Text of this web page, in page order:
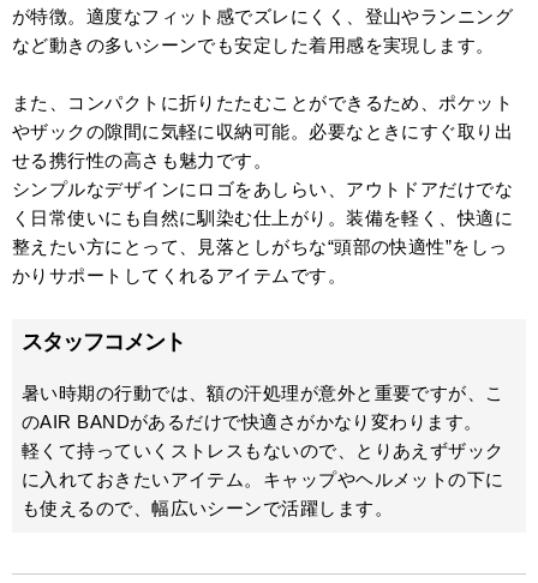
が特徴。適度なフィット感でズレにくく、登山やランニング
など動きの多いシーンでも安定した着用感を実現します。
また、コンパクトに折りたたむことができるため、ポケット
やザックの隙間に気軽に収納可能。必要なときにすぐ取り出
せる携行性の高さも魅力です。
シンプルなデザインにロゴをあしらい、アウトドアだけでな
く日常使いにも自然に馴染む仕上がり。装備を軽く、快適に
整えたい方にとって、見落としがちな“頭部の快適性”をしっ
かりサポートしてくれるアイテムです。
スタッフコメント
暑い時期の行動では、額の汗処理が意外と重要ですが、こ
のAIR BANDがあるだけで快適さがかなり変わります。
軽くて持っていくストレスもないので、とりあえずザック
に入れておきたいアイテム。キャップやヘルメットの下に
も使えるので、幅広いシーンで活躍します。